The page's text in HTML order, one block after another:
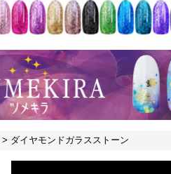
> ダイヤモンドガラスストーン